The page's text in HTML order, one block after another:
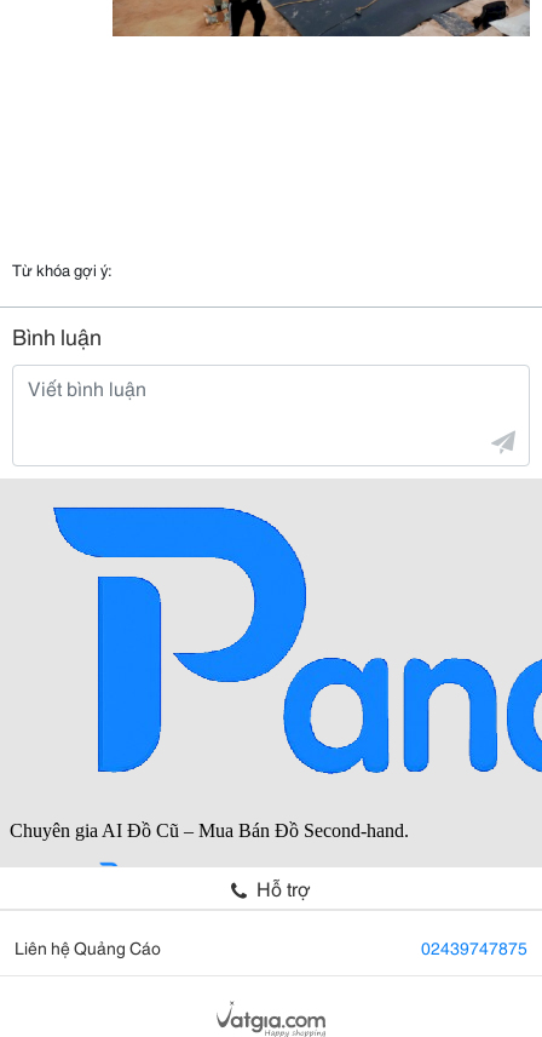
Từ khóa gợi ý:
Bình luận
Hỗ trợ
Liên hệ Quảng Cáo 02439747875